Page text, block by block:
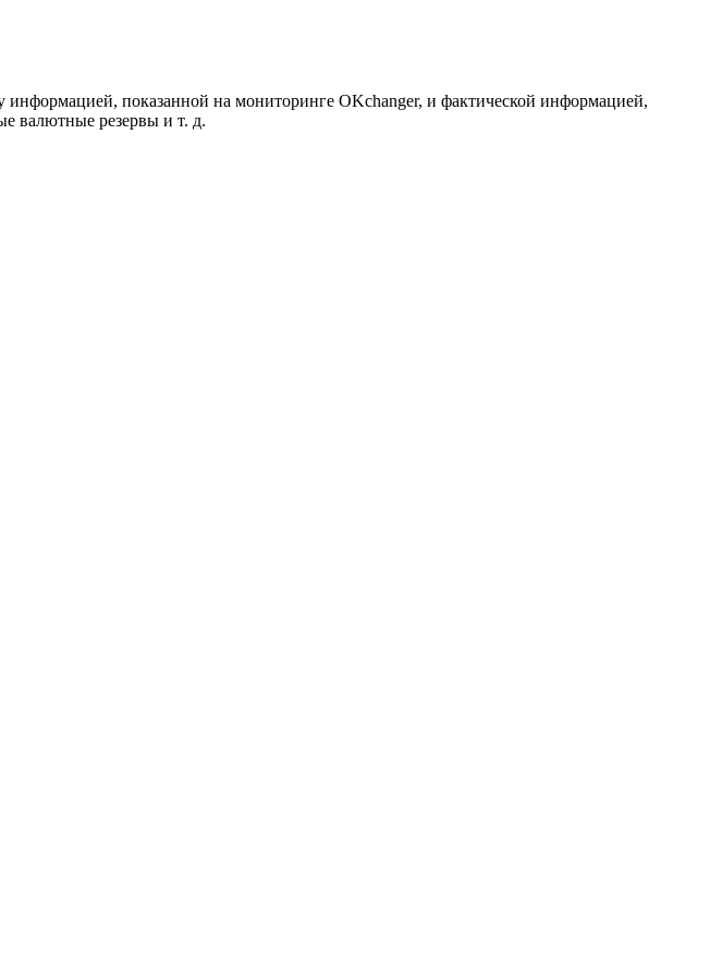
показанной на мониторинге OKchanger, и фактической информацией,
валютные резервы и т. д.